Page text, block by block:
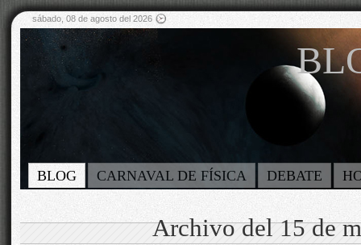
sábado, 08 de agosto del 2026
BLOG CARNAVAL DE FÍSICA DEBATE
Archivo del 15 de